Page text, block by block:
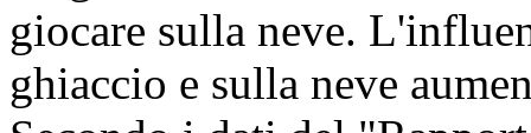
giocare sulla neve.
ghiaccio e sulla neve